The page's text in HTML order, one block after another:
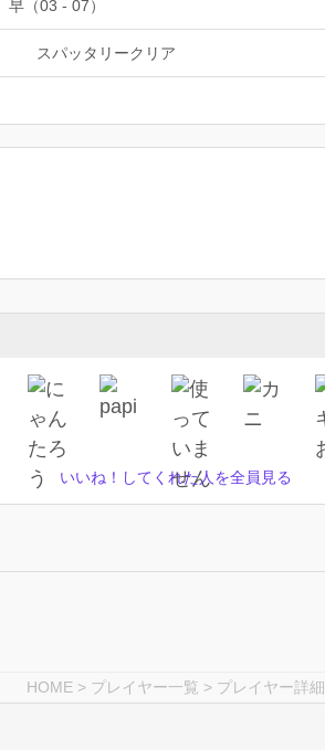
早（03 - 07）
スパッタリークリア
いいね！してくれた人を全員見る
HOME > プレイヤー一覧 > プレイヤー詳細